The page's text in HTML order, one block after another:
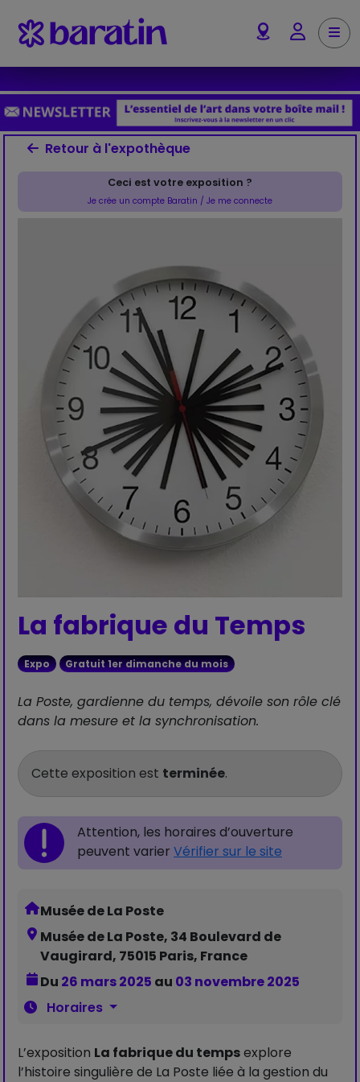
Account
Retour à l'expothèque
Ceci est votre exposition ?
Je crée un compte Baratin / Je me connecte
La fabrique du Temps
Expo Gratuit 1er dimanche du mois
La Poste, gardienne du temps, dévoile son rôle clé
dans la mesure et la synchronisation.
Cette exposition est terminée.
Attention, les horaires d’ouverture
peuvent varier Vérifier sur le site
Musée de La Poste
Musée de La Poste, 34 Boulevard de
Vaugirard, 75015 Paris, France
Du 26 mars 2025 au 03 novembre 2025
Horaires
L’exposition La fabrique du tempsexplore
l’histoire singulière de La Poste liée à la gestion du